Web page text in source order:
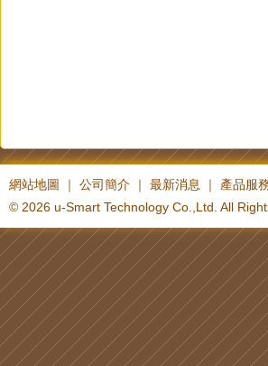
網站地圖 ｜ 公司簡介 ｜ 最新消息 ｜ 產品服
© 2026 u-Smart Technology Co.,Ltd. All